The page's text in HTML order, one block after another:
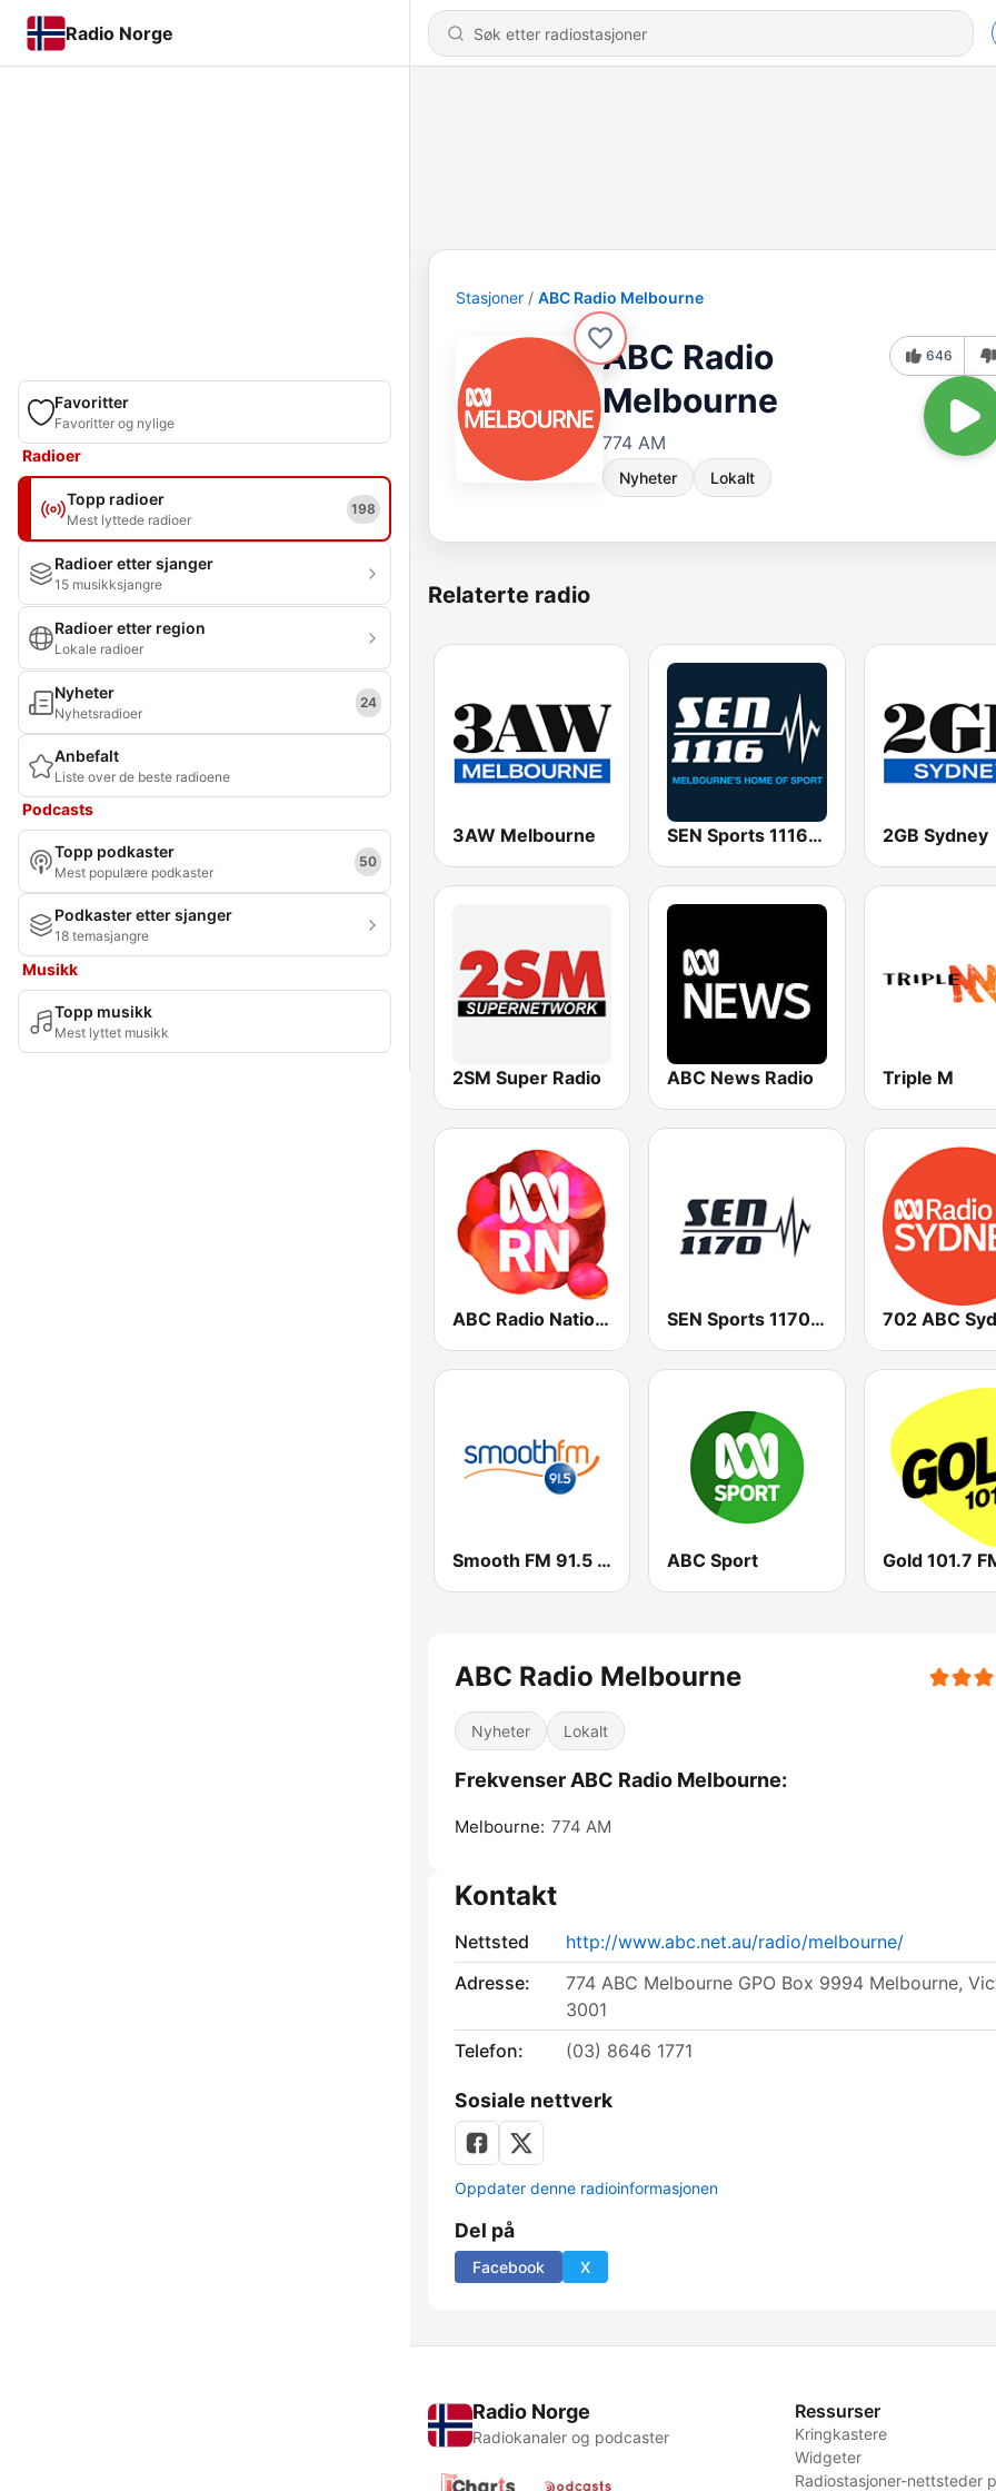
Radio Norge
Favoritter
Favoritter og nylige
Radioer
Topp radioer
Mest lyttede radioer
198
Radioer etter sjanger
15 musikksjangre
Radioer etter region
Lokale radioer
Nyheter
Nyhetsradioer
24
Anbefalt
Liste over de beste radioene
Podcasts
Topp podkaster
Mest populære podkaster
50
Podkaster etter sjanger
18 temasjangre
Musikk
Topp musikk
Mest lyttet musikk
Stasjoner ABC Radio Melbourne
ABC Radio
Melbourne
774 AM
Nyheter Lokalt
646
Relaterte radio
3AW Melbourne SEN Sports 1116 AM 2GB Sydney
2SM Super Radio ABC News Radio Triple M
ABC Radio National SEN Sports 1170 Sydney 702 ABC
Smooth FM 91.5 Melbourne ABC Sport Gold 101.7
ABC Radio Melbourne
Nyheter Lokalt
Frekvenser ABC Radio Melbourne:
Melbourne: 774 AM
Kontakt
Nettsted
http://www.abc.net.au/radio/melbourne/
Adresse:
774 ABC Melbourne GPO Box 9994 Melbourne,
3001
Telefon:
(03) 8646 1771
Sosiale nettverk
Oppdater denne radioinformasjonen
Del på
Facebook X
Radio Norge
Radiokanaler og podcaster
Ressurser
Kringkastere
Widgeter
Radiostasjoner-nettsteder